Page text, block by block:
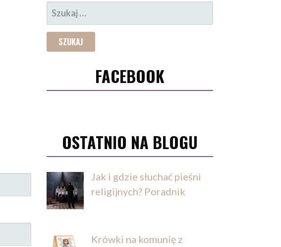
SZUKAJ:
FACEBOOK
OSTATNIO NA BLOGU
Jak i gdzie słuchać pieśni
religijnych? Poradnik
Krówki na komunię z